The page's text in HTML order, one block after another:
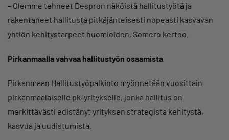
– Olemme tehneet Despron näköistä hallitustyötä ja
rakentaneet hallitusta pitkäjänteisesti nopeasti kasvavan
yhtiön kehitystarpeet huomioiden, Somero kertoo.
Pirkanmaalla vahvaa hallitustyön osaamista
Pirkanmaan Hallitustyöpalkinto myönnetään vuosittain
pirkanmaalaiselle pk-yritykselle, jonka hallitus on
merkittävästi edistänyt yrityksen strategista kehitystä,
kasvua ja uudistumista.